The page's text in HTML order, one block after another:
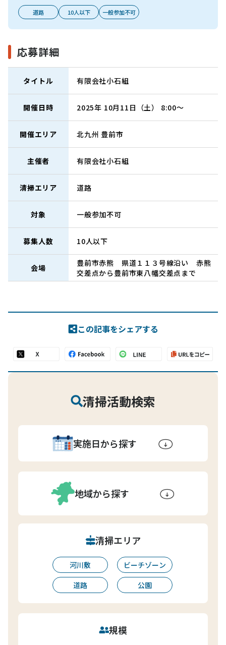
道路 10人以下 一般参加不可
応募詳細
タイトル 有限会社小石組
開催日時 2025年 10月11日（土） 8:00～
開催エリア 北九州 豊前市
主催者 有限会社小石組
清掃エリア 道路
対象 一般参加不可
募集人数 10人以下
会場
豊前市赤熊 県道１１３号線沿い 赤熊
交差点から豊前市東八幡交差点まで
この記事をシェアする
清掃活動検索
実施日から探す
地域から探す
清掃エリア
河川敷
ビーチゾーン
道路
公園
規模